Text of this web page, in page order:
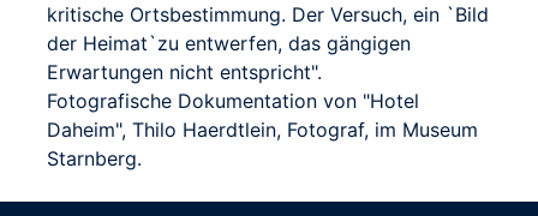
kritische Ortsbestimmung. Der Versuch, ein `Bild
der Heimat`zu entwerfen, das gängigen
Erwartungen nicht entspricht".
Fotografische Dokumentation von "Hotel
Daheim", Thilo Haerdtlein, Fotograf, im Museum
Starnberg.